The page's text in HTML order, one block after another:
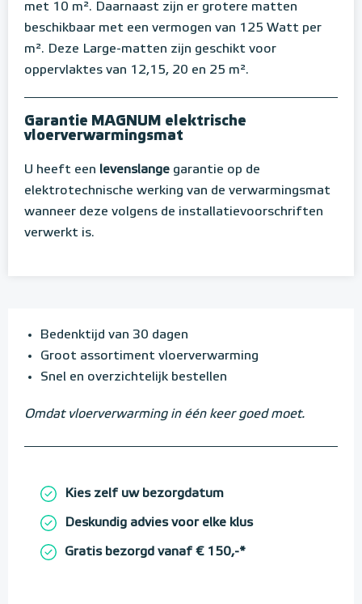
met 10 m². Daarnaast zijn er grotere matten
beschikbaar met een vermogen van 125 Watt per
m². Deze Large-matten zijn geschikt voor
oppervlaktes van 12,15, 20 en 25 m².
Garantie MAGNUM elektrische
vloerverwarmingsmat
U heeft een levenslange garantie op de
elektrotechnische werking van de verwarmingsmat
wanneer deze volgens de installatievoorschriften
verwerkt is.
Bedenktijd van 30 dagen
Groot assortiment vloerverwarming
Snel en overzichtelijk bestellen
Omdat vloerverwarming in één keer goed moet.
Kies zelf uw bezorgdatum
Deskundig advies voor elke klus
Gratis bezorgd vanaf € 150,-*